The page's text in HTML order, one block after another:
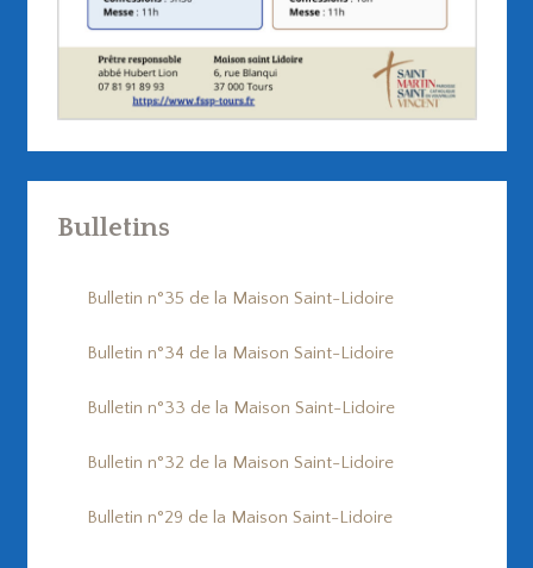
Bulletins
Bulletin n°35 de la Maison Saint-Lidoire
Bulletin n°34 de la Maison Saint-Lidoire
Bulletin n°33 de la Maison Saint-Lidoire
Bulletin n°32 de la Maison Saint-Lidoire
Bulletin n°29 de la Maison Saint-Lidoire